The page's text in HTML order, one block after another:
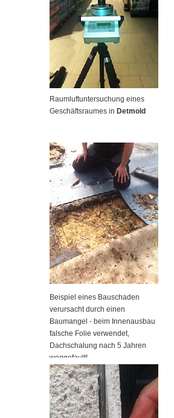
Raumluftuntersuchung eines
Geschäftsraumes in Detmold
Beispiel eines Bauschaden
verursacht durch einen
Baumangel - beim Innenausbau
falsche Folie verwendet,
Dachschalung nach 5 Jahren
weggefault!